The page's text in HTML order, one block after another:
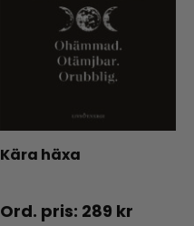
Kära häxa
289 kr